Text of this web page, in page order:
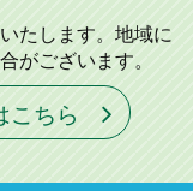
たします。地域に
がございます。
こちら